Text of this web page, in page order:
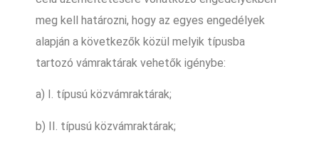
meg kell határozni, hogy az egyes engedélyek
alapján a következők közül melyik típusba
tartozó vámraktárak vehetők igénybe:
a) I. típusú közvámraktárak;
b) II. típusú közvámraktárak;